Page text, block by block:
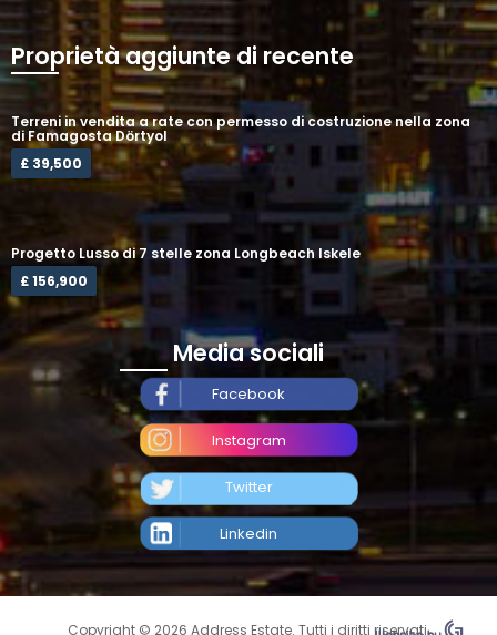
Proprietà aggiunte di recente
Terreni in vendita a rate con permesso di costruzione nella zona
di Famagosta Dörtyol
£ 39,500
Progetto Lusso di 7 stelle zona Longbeach Iskele
£ 156,900
Media sociali
Facebook
Instagram
Twitter
Linkedin
Copyright © 2026 Address Estate. Tutti i diritti riservati.